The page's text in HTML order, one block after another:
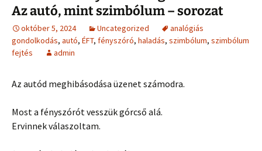
Az autó, mint szimbólum – sorozat
október 5, 2024 Uncategorized
analógiás
gondolkodás, autó, ÉFT, fényszóró, haladás, szimbólum, szimbólum
fejtés
admin
Az autód meghibásodása üzenet számodra.
Most a fényszórót vesszük górcső alá.
Ervinnek válaszoltam.